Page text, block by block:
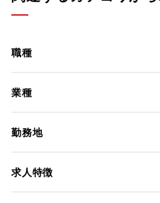
職種
業種
勤務地
求人特徴